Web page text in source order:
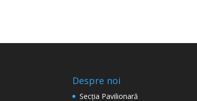
Despre noi
Secţia Pavilionară